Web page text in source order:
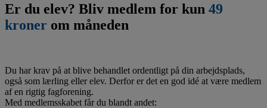
Er du elev? Bliv medlem for kun 49
kroner om måneden
Du har krav på at blive behandlet ordentligt på din arbejdsplads,
også som lærling eller elev. Derfor er det en god idé at være medlem
af en rigtig fagforening.
Med medlemsskabet får du blandt andet: